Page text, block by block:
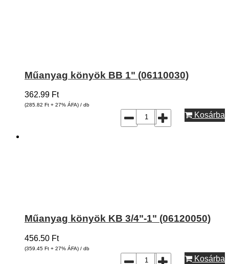
Műanyag könyök BB 1" (06110030)
362.99 Ft
(285.82 Ft + 27% ÁFA) / db
Kosárba
Műanyag könyök KB 3/4"-1" (06120050)
456.50 Ft
(359.45 Ft + 27% ÁFA) / db
Kosárba